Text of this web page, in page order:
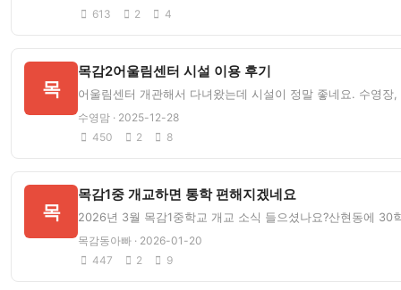
613
2 4
목
목감2어울림센터 시설 이용 후기
어울림센터 개관해서 다녀왔는데 시설이 정말 좋네요. 수영
수영맘 · 2025-12-28
450
2 8
목
목감1중 개교하면 통학 편해지겠네요
2026년 3월 목감1중학교 개교 소식 들으셨나요?산현동에 30
목감동아빠 · 2026-01-20
447
2 9